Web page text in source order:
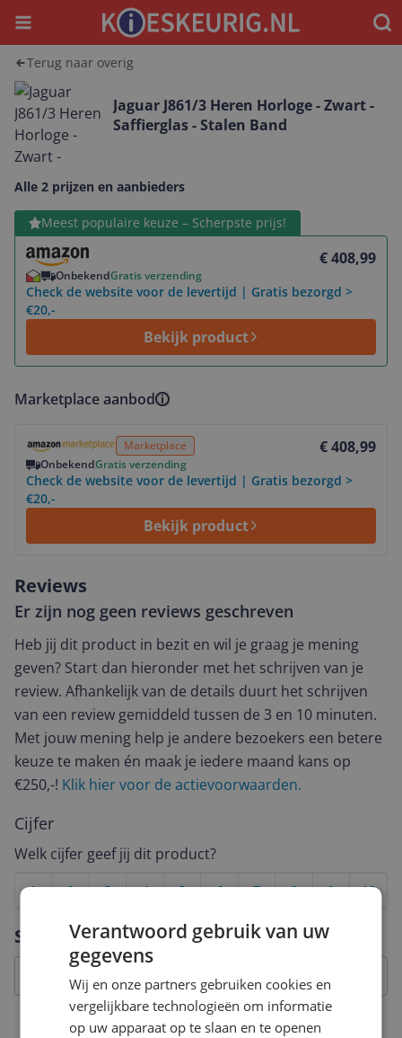
Menu
Terug naar overig
Jaguar J861/3 Heren Horloge - Zwart -
Saffierglas - Stalen Band
Alle 2 prijzen en aanbieders
Meest populaire keuze – Scherpste prijs!
€ 408,99
OnbekendGratis verzending
Check de website voor de levertijd | Gratis bezorgd >
€20,-
Bekijk product
Bekijk product
Marketplace aanbod
Marketplace € 408,99
OnbekendGratis verzending
Check de website voor de levertijd | Gratis bezorgd >
€20,-
Bekijk product
Specificaties
Functies
Reviews
Er zijn nog geen reviews geschreven
Heb jij dit product in bezit en wil je graag je mening
geven? Start dan hieronder met het schrijven van je
review. Afhankelijk van de details duurt het schrijven
van een review gemiddeld tussen de 3 en 10 minuten.
Met jouw mening help je andere bezoekers een betere
keuze te maken én maak je iedere maand kans op
€250,-! Klik hier voor de actievoorwaarden.
Cijfer
Welk cijfer geef jij dit product?
10
9
8
7
6
5
4
3
2
1
Vraag 1 van 4
Verantwoord gebruik van uw
gegevens
Wij en onze partners gebruiken cookies en
vergelijkbare technologieën om informatie
op uw apparaat op te slaan en te openen